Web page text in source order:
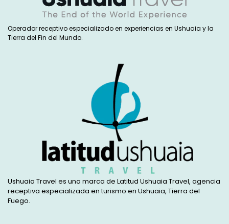
Operador receptivo especializado en experiencias en Ushuaia y la
Tierra del Fin del Mundo.
Ushuaia Travel es una marca de Latitud Ushuaia Travel, agencia
receptiva especializada en turismo en Ushuaia, Tierra del
Fuego.